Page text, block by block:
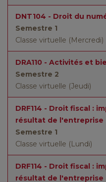
DNT104 - Droit du
Semestre 1
Classe virtuelle (Mercredi)
DRA110 - Activités et
Semestre 2
Classe virtuelle (Jeudi)
DRF114 - Droit fiscal :
résultat de l'entreprise
Semestre 1
Classe virtuelle (Lundi)
DRF114 - Droit fiscal :
résultat de l'entreprise